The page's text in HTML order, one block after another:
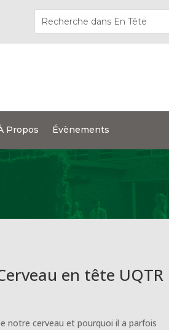
Propos Évènements
en tête UQTR
notre cerveau et pourquoi il a parfois